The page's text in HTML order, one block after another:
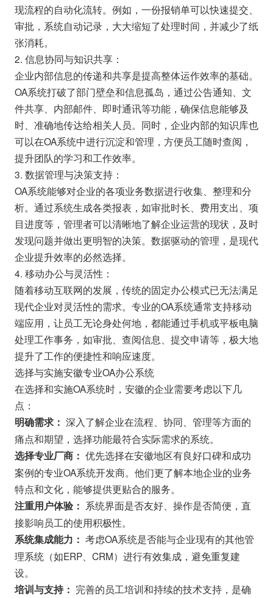
现流程的自动化流转。例如，一份报销单可以快速提交、
审批，系统自动记录，大大缩短了处理时间，并减少了纸
张消耗。
2. 信息协同与知识共享：
企业内部信息的传递和共享是提高整体运作效率的基础。
OA系统打破了部门壁垒和信息孤岛，通过公告通知、文
件共享、内部邮件、即时通讯等功能，确保信息能够及
时、准确地传达给相关人员。同时，企业内部的知识库也
可以在OA系统中进行沉淀和管理，方便员工随时查阅，
提升团队的学习和工作效率。
3. 数据管理与决策支持：
OA系统能够对企业的各项业务数据进行收集、整理和分
析。通过系统生成各类报表，如审批时长、费用支出、项
目进度等，管理者可以清晰地了解企业运营的现状，及时
发现问题并做出更明智的决策。数据驱动的管理，是现代
企业提升效率的必然选择。
4. 移动办公与灵活性：
随着移动互联网的发展，传统的固定办公模式已无法满足
现代企业对灵活性的需求。专业的OA系统通常支持移动
端应用，让员工无论身处何地，都能通过手机或平板电脑
处理工作事务，如审批、查阅信息、提交申请等，极大地
提升了工作的便捷性和响应速度。
选择与实施安徽专业OA办公系统
在选择和实施OA系统时，安徽的企业需要考虑以下几
点：
明确需求： 深入了解企业在流程、协同、管理等方面的
痛点和期望，选择功能最符合实际需求的系统。
选择专业厂商： 优先选择在安徽地区有良好口碑和成功
案例的专业OA系统开发商。他们更了解本地企业的业务
特点和文化，能够提供更贴合的服务。
注重用户体验： 系统界面是否友好、操作是否简便，直
接影响员工的使用积极性。
系统集成能力： 考虑OA系统是否能与企业现有的其他管
理系统（如ERP、CRM）进行有效集成，避免重复建
设。
培训与支持： 完善的员工培训和持续的技术支持，是确